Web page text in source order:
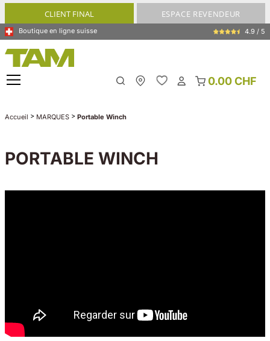
principalCLIENT FINAL ESPACE REVENDEUR
Boutique en ligne suisse 4.9 / 5
0.00 CHF
Accueil > MARQUES > Portable Winch
PORTABLE WINCH